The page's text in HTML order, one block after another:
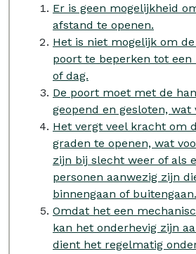
Er is geen mogelijkheid
afstand te openen.
Het is niet mogelijk om
poort te beperken tot
of dag.
De poort moet met de
geopend en gesloten, wat
Het vergt veel kracht om
graden te openen, wat
zijn bij slecht weer of als
personen aanwezig zijn
binnengaan of buitengaan.
Omdat het een
kan het onderhevig zijn
dient het regelmatig